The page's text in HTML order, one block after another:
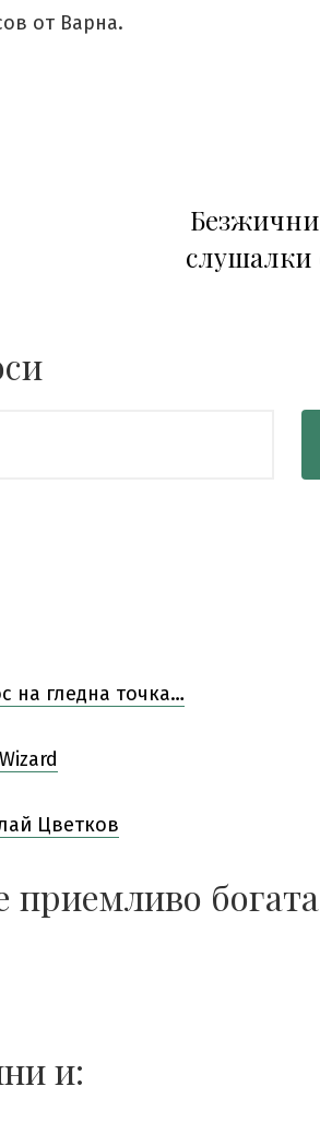
от Варна.
слушалки
на гледна точка…
Цветков
приемливо
и: